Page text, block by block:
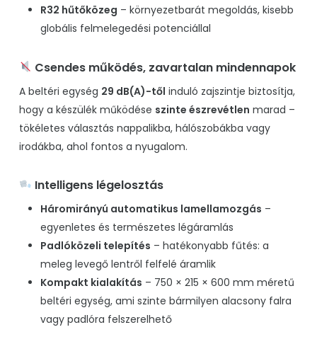
R32 hűtőközeg – környezetbarát megoldás, kisebb
globális felmelegedési potenciállal
Csendes működés, zavartalan mindennapok
A beltéri egység 29 dB(A)-től induló zajszintje biztosítja,
hogy a készülék működése szinte észrevétlen marad –
tökéletes választás nappalikba, hálószobákba vagy
irodákba, ahol fontos a nyugalom.
Intelligens légelosztás
Háromirányú automatikus lamellamozgás –
egyenletes és természetes légáramlás
Padlóközeli telepítés – hatékonyabb fűtés: a
meleg levegő lentről felfelé áramlik
Kompakt kialakítás – 750 × 215 × 600 mm méretű
beltéri egység, ami szinte bármilyen alacsony falra
vagy padlóra felszerelhető